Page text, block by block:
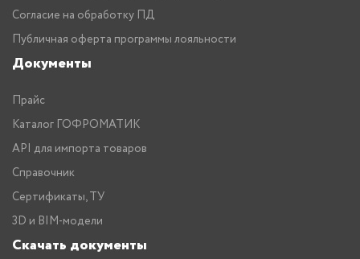
Согласие на обработку ПД
Публичная оферта программы лояльности
Документы
Прайс
Каталог ГОФРОМАТИК
API для импорта товаров
Справочник
Сертификаты, ТУ
3D и BIM-модели
Скачать документы